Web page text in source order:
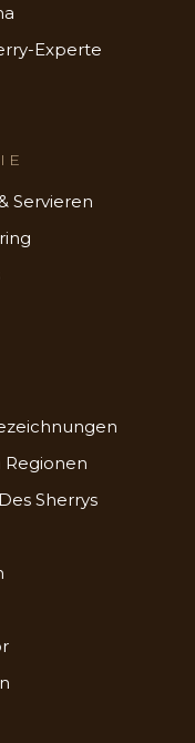
Experte
Servieren
Regionen
Sherrys